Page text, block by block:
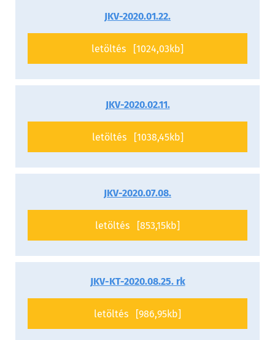
JKV-2020.01.22.
letöltés [1024,03kb]
JKV-2020.02.11.
letöltés [1038,45kb]
JKV-2020.07.08.
letöltés [853,15kb]
JKV-KT-2020.08.25. rk
letöltés [986,95kb]